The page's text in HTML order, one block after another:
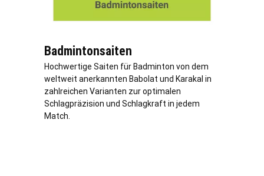
Badmintonsaiten
Hochwertige Saiten für Badminton von dem
weltweit anerkannten Babolat und Karakal in
zahlreichen Varianten zur optimalen
Schlagpräzision und Schlagkraft in jedem
Match.